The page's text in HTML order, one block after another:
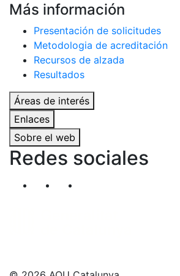
Más información
Presentación de solicitudes
Metodologia de acreditación
Recursos de alzada
Resultados
Áreas de interés
Enlaces
Sobre el web
Redes sociales
Segueix-nos al nostre